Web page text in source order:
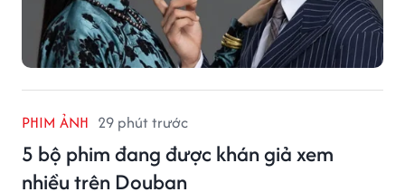
PHIM ẢNH 29 phút trước
5 bộ phim đang được khán giả xem
nhiều trên Douban